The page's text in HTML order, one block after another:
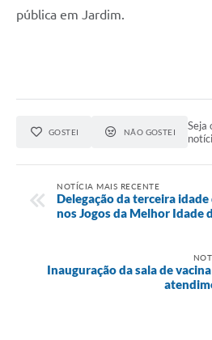
pública em Jardim.
GOSTEI NÃO GOSTEI
Seja
NOTÍCIA MAIS RECENTE
Delegação da terceira
nos Jogos da Melhor Idade
Inauguração da sala de